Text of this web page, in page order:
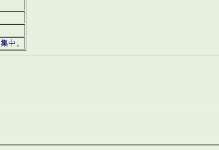
中。